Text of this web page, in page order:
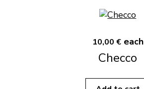
10,00 € each
Checco